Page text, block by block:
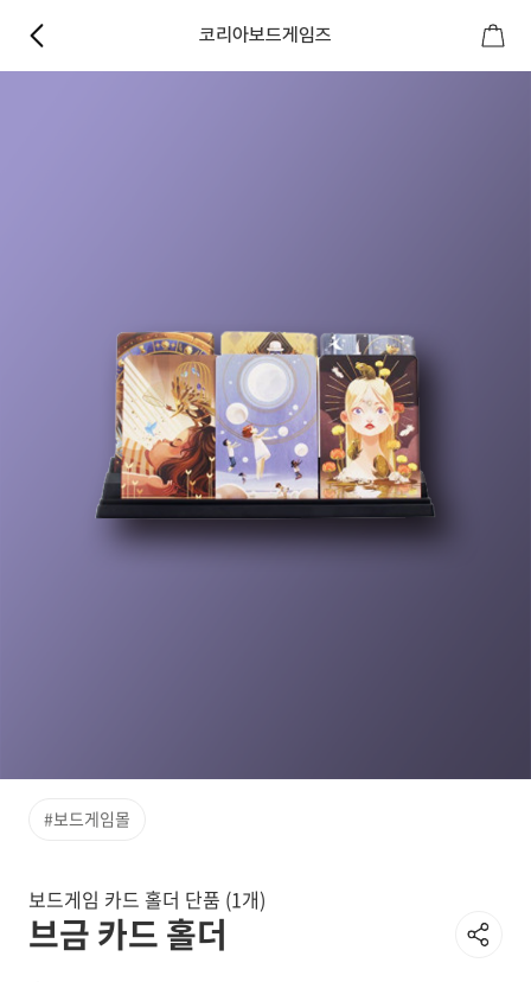
코리아보드게임즈
#보드게임몰
보드게임 카드 홀더 단품 (1개)
브금 카드 홀더